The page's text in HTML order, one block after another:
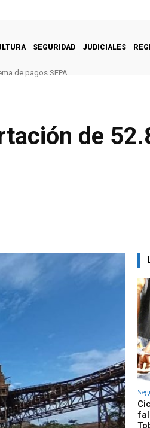
SEGURIDAD JUDICIALES
de pagos SEPA
de